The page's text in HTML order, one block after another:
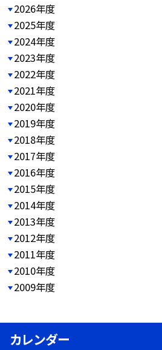
2026年度
2025年度
2024年度
2023年度
2022年度
2021年度
2020年度
2019年度
2018年度
2017年度
2016年度
2015年度
2014年度
2013年度
2012年度
2011年度
2010年度
2009年度
カレンダー